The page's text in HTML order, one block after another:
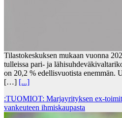
Tilastokeskuksen mukaan vuonna
tulleissa pari- ja
on 20,2 % edellisvuotista enemmän.
[…] [...]
:TUOMIOT: Marjayrityksen ex-
vankeuteen ihmiskaupasta